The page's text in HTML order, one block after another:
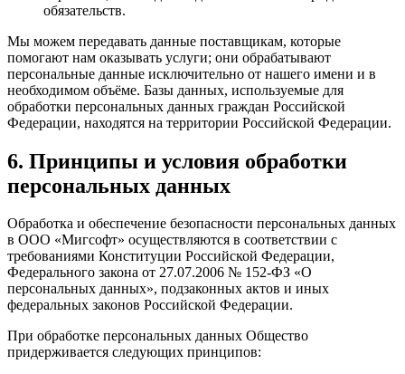
обязательств.
Мы можем передавать данные поставщикам, которые
помогают нам оказывать услуги; они обрабатывают
персональные данные исключительно от нашего имени и в
необходимом объёме. Базы данных, используемые для
обработки персональных данных граждан Российской
Федерации, находятся на территории Российской Федерации.
6. Принципы и условия обработки
персональных данных
Обработка и обеспечение безопасности персональных данных
в ООО «Мигсофт» осуществляются в соответствии с
требованиями Конституции Российской Федерации,
Федерального закона от 27.07.2006 № 152-ФЗ «О
персональных данных», подзаконных актов и иных
федеральных законов Российской Федерации.
При обработке персональных данных Общество
придерживается следующих принципов: